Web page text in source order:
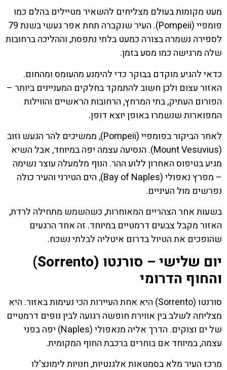
מעט מקומות בעולם מצליחים להשאיר מטיילים בהלם כמו
פומפיי (Pompeii). העיר שנקברה תחת אפר געשי בשנת 79
לספירה נשמרה בצורה כמעט בלתי נתפסת, וההליכה ברחובות
שלה מרגישה כמו מסע בזמן.
כדאי להגיע מוקדם בבוקר כדי להימנע מהעומס ומהחום.
האזור עצום ולכן חשוב להתמקד בחלקים המעניינים ביותר –
הפורום העתיק, בתי המרחץ, הרחובות הראשיים והווילות
המפוארות שנשמרו באופן יוצא דופן.
לאחר הביקור בפומפיי (Pompeii), ממשיכים להר הגעש וזוב
(Mount Vesuvius). הנסיעה עצמה יפה במיוחד, אבל השיא
מגיע בטיפוס האחרון ללוע ההר. הנוף מלמעלה עוצר נשימה
– מפרץ נאפולי (Bay of Naples), הים הטירני והעיר כולה
נפרשים מול העיניים.
בשעות אחר הצהריים המאוחרות, כשהשמש מתחילה לרדת,
האזור מקבל צבעים דרמטיים במיוחד. זה אחד הרגעים
שהופכים את הטיול בדרום איטליה לבלתי נשכח.
יום שלישי – סורנטו (Sorrento)
והחוף הדרומי
סורנטו (Sorrento) היא אחת העיירות הכי נעימות באזור. היא
מצליחה לשלב בין אווירת חופשה רגועה לבין נופים דרמטיים
של ים וצוקים. הדרך אליה מנאפולי (Naples) יפה בפני
עצמה, במיוחד אם בוחרים ברכבת החוף המקומית.
מרכז העיר מלא בסמטאות אלגנטיות, חנויות לימונצ'לו